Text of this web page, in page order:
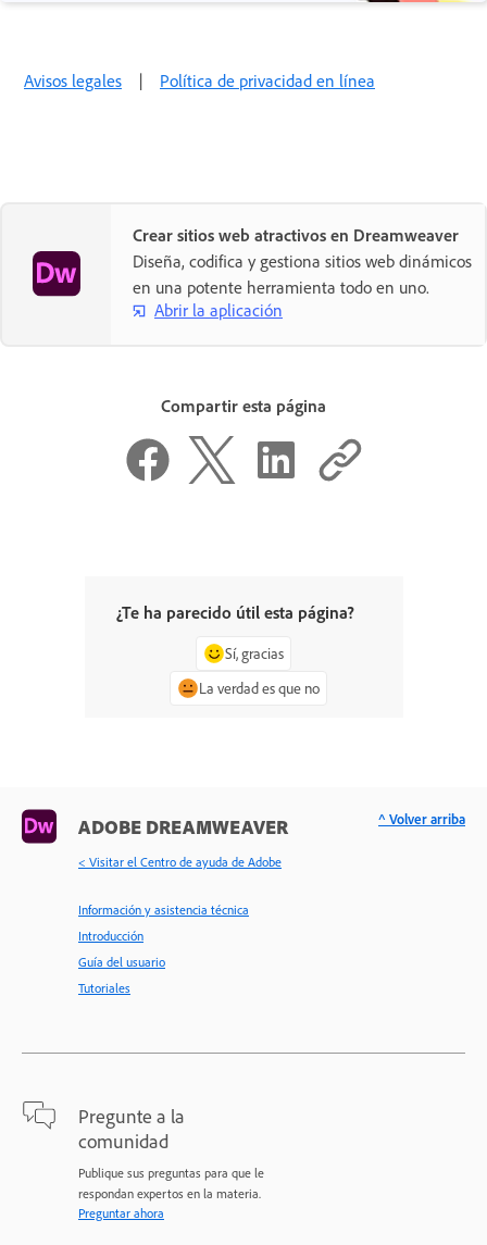
Avisos legales | Política de privacidad en línea
Crear sitios web atractivos en Dreamweaver
Diseña, codifica y gestiona sitios web dinámicos
en una potente herramienta todo en uno.
Abrir la aplicación
Compartir esta página
¿Te ha parecido útil esta página?
Sí, gracias
La verdad es que no
ADOBE DREAMWEAVER
< Visitar el Centro de ayuda de Adobe
Información y asistencia técnica
Introducción
Guía del usuario
Tutoriales
Pregunte a la
comunidad
Publique sus preguntas para que le
respondan expertos en la materia.
Preguntar ahora
^ Volver arriba